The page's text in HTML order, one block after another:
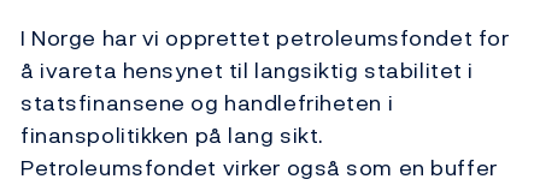
I Norge har vi opprettet petroleumsfondet for
å ivareta hensynet til langsiktig stabilitet i
statsfinansene og handlefriheten i
finanspolitikken på lang sikt.
Petroleumsfondet virker også som en buffer